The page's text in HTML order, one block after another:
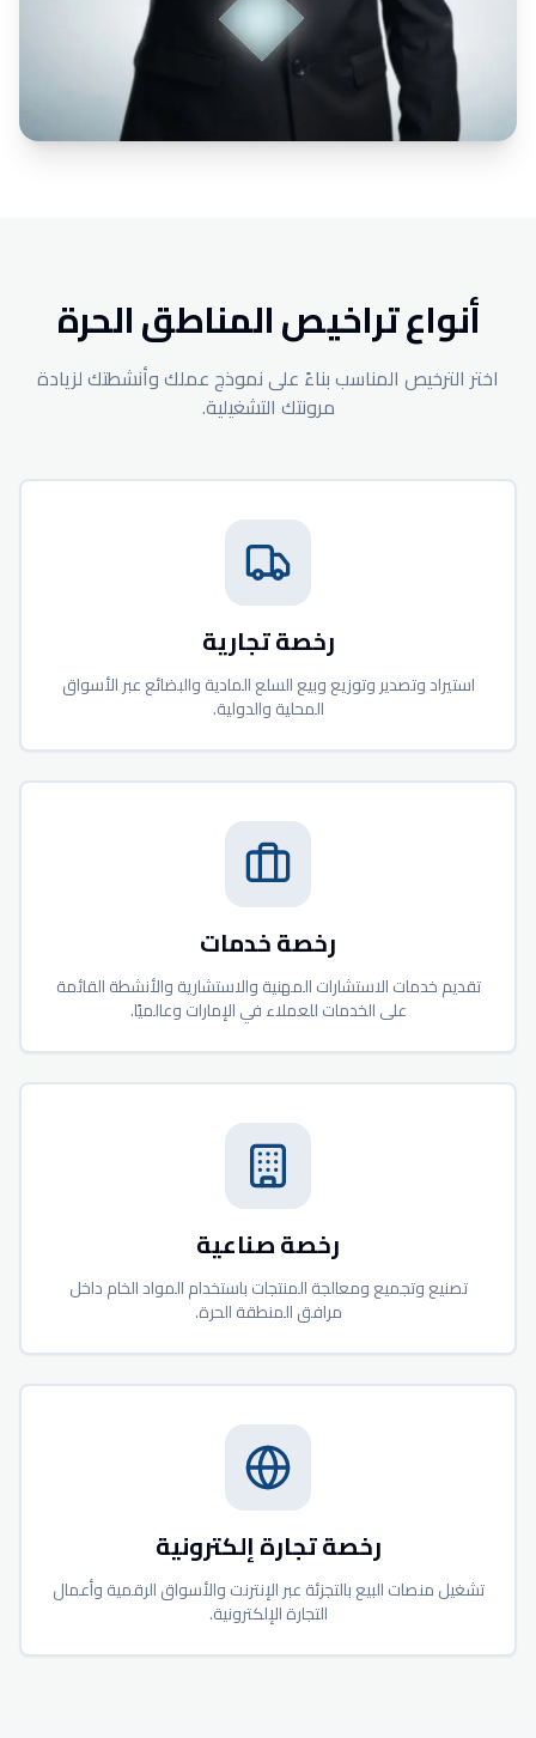
أنواع تراخيص المناطق الحرة
اختر الترخيص المناسب بناءً على نموذج عملك وأنشطتك لزيادة
مرونتك التشغيلية.
رخصة تجارية
استيراد وتصدير وتوزيع وبيع السلع المادية والبضائع عبر الأسواق
المحلية والدولية.
رخصة خدمات
تقديم خدمات الاستشارات المهنية والاستشارية والأنشطة القائمة
على الخدمات للعملاء في الإمارات وعالميًا.
رخصة صناعية
تصنيع وتجميع ومعالجة المنتجات باستخدام المواد الخام داخل
مرافق المنطقة الحرة.
رخصة تجارة إلكترونية
تشغيل منصات البيع بالتجزئة عبر الإنترنت والأسواق الرقمية وأعمال
التجارة الإلكترونية.